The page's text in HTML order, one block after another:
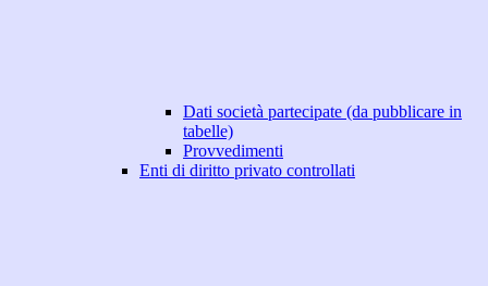
Dati società partecipate (da pubblicare in
tabelle)
Provvedimenti
Enti di diritto privato controllati